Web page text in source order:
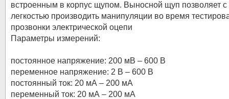
встроенным в корпус щупом. Выносной щуп позволяет с
легкостью производить манипуляции во время
прозвонки электрической оцепи
Параметры измерений:
постоянное напряжение: 200 мВ – 600 В
переменное напряжение: 2 В – 600 В
постоянный ток: 20 мА – 200 мА
переменный ток: 20 мА – 200 мА